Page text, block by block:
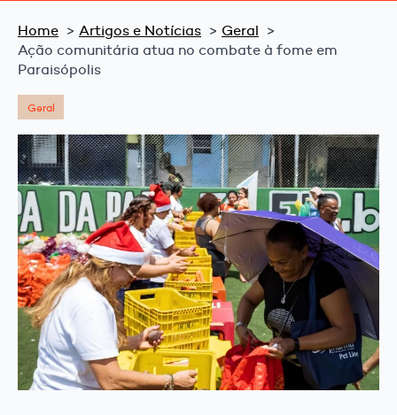
Home Artigos e Notícias
Geral
Ação comunitária atua no combate à fome em
Paraisópolis
Geral